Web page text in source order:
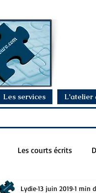
Les services L'atelier
Les courts écrits
Lydie13 juin 2019 1 min